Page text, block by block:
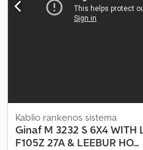
Kablio rankenos sistema
Ginaf M 3232 S 6X4 WITH
F105Z 27A & LEEBUR HO...